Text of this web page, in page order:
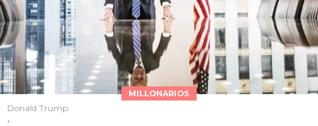
MILLONARIOS
Donald Trump.
.